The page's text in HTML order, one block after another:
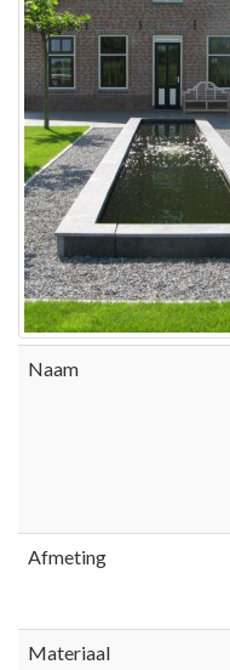
Naam
Afmeting
Materiaal